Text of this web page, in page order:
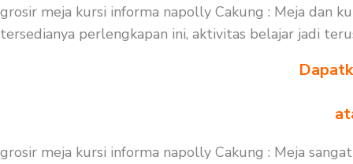
grosir meja kursi informa napolly Cakung : Meja dan
tersedianya perlengkapan ini, aktivitas belajar jadi
grosir meja kursi informa napolly Cakung : Meja